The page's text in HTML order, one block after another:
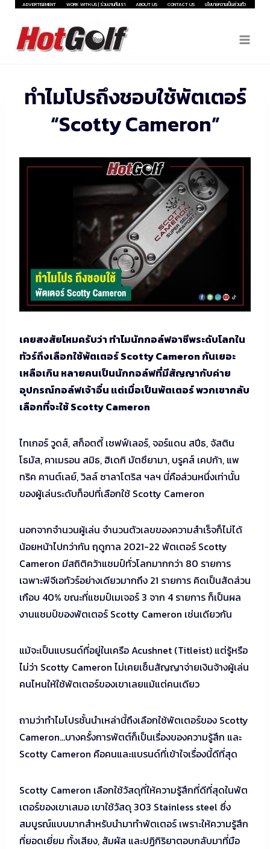
Skip
content
ADVERTISEMENT WORK WITH US | ร่วมงานกับเรา ABOUT US CONTACT US นโยบายความเป็นส่วนตัว
ทำไมโปรถึงชอบใช้พัตเตอร์
“Scotty Cameron”
เคยสงสัยไหมครับว่า ทำไมนักกอล์ฟอาชีพระดับโลกใน
ทัวร์ถึงเลือกใช้พัตเตอร์ Scotty Cameron กันเยอะ
เหลือเกิน หลายคนเป็นนักกอล์ฟที่มีสัญญากับค่าย
อุปกรณ์กอล์ฟเจ้าอื่น แต่เมื่อเป็นพัตเตอร์ พวกเขากลับ
เลือกที่จะใช้ Scotty Cameron
ไทเกอร์ วูดส์, สก็อตตี้ เชฟฟ์เลอร์, จอร์แดน สปีธ, จัสติน
โธมัส, คาเมรอน สมิธ, ฮิเดกิ มัตซึยามา, บรูคส์ เคปก้า, แพ
ทริค คานต์เลย์, วิลล์ ซาลาโตริส ฯลฯ นี่คือส่วนหนึ่งเท่านั้น
ของผู้เล่นระดับท็อปที่เลือกใช้ Scotty Cameron
นอกจากจำนวนผู้เล่น จำนวนตัวเลขของความสำเร็จก็ไม่ได้
น้อยหน้าไปกว่ากัน ฤดูกาล 2021-22 พัตเตอร์ Scotty
Cameron มีสถิติคว้าแชมป์ทั่วโลกมากกว่า 80 รายการ
เฉพาะพีจีเอทัวร์อย่างเดียวมากถึง 21 รายการ คิดเป็นสัดส่วน
เกือบ 40% ขณะที่แชมป์เมเจอร์ 3 จาก 4 รายการ ก็เป็นผล
งานแชมป์ของพัตเตอร์ Scotty Cameron เช่นเดียวกัน
แม้จะเป็นแบรนด์ที่อยู่ในเครือ Acushnet (Titleist) แต่รู้หรือ
ไม่ว่า Scotty Cameron ไม่เคยเซ็นสัญญาจ่ายเงินจ้างผู้เล่น
คนไหนให้ใช้พัตเตอร์ของเขาเลยแม้แต่คนเดียว
ถามว่าทำไมโปรชั้นนำเหล่านี้ถึงเลือกใช้พัตเตอร์ของ Scotty
Cameron…บางครั้งการพัตต์ก็เป็นเรื่องของความรู้สึก และ
Scotty Cameron คือคนและแบรนด์ที่เข้าใจเรื่องนี้ดีที่สุด
Scotty Cameron เลือกใช้วัสดุที่ให้ความรู้สึกที่ดีที่สุดในพัต
เตอร์ของเขาเสมอ เขาใช้วัสดุ 303 Stainless steel ซึ่ง
สมบูรณ์แบบมากสำหรับนำมาทำพัตเตอร์ เพราะให้ความรู้สึก
ที่ยอดเยี่ยม ทั้งเสียง, สัมผัส และปฏิกิริยาตอบกลับมาที่มือ